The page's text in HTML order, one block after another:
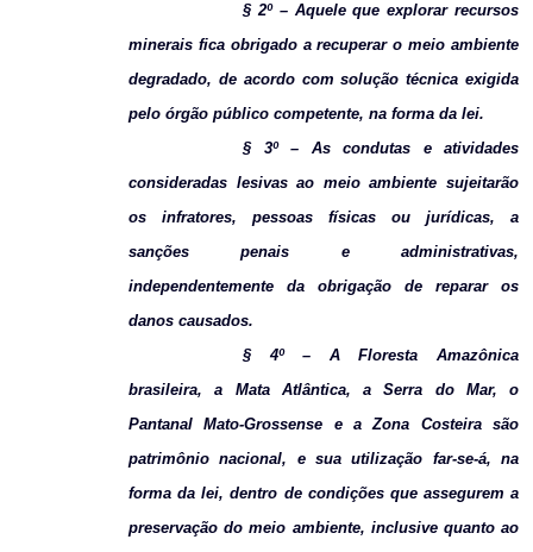
§ 2º – Aquele que explorar recursos
minerais fica obrigado a recuperar o meio ambiente
degradado, de acordo com solução técnica exigida
pelo órgão público competente, na forma da lei.
§ 3º – As condutas e atividades
consideradas lesivas ao meio ambiente sujeitarão
os infratores, pessoas físicas ou jurídicas, a
sanções penais e administrativas,
independentemente da obrigação de reparar os
danos causados.
§ 4º – A Floresta Amazônica
brasileira, a Mata Atlântica, a Serra do Mar, o
Pantanal Mato-Grossense e a Zona Costeira são
patrimônio nacional, e sua utilização far-se-á, na
forma da lei, dentro de condições que assegurem a
preservação do meio ambiente, inclusive quanto ao